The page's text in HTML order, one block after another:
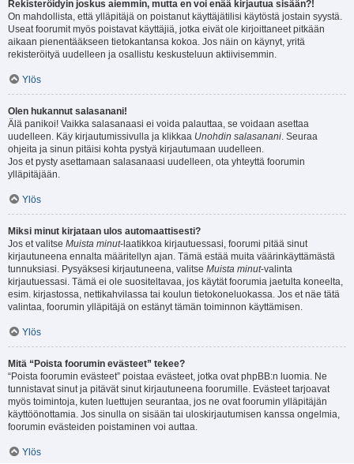
Rekisteröidyin joskus aiemmin, mutta en voi enää kirjautua sisään?!
On mahdollista, että ylläpitäjä on poistanut käyttäjätilisi käytöstä jostain syystä.
Useat foorumit myös poistavat käyttäjiä, jotka eivät ole kirjoittaneet pitkään
aikaan pienentääkseen tietokantansa kokoa. Jos näin on käynyt, yritä
rekisteröityä uudelleen ja osallistu keskusteluun aktiivisemmin.
Ylös
Olen hukannut salasanani!
Älä panikoi! Vaikka salasanaasi ei voida palauttaa, se voidaan asettaa
uudelleen. Käy kirjautumissivulla ja klikkaa Unohdin salasanani. Seuraa
ohjeita ja sinun pitäisi kohta pystyä kirjautumaan uudelleen.
Jos et pysty asettamaan salasanaasi uudelleen, ota yhteyttä foorumin
ylläpitäjään.
Ylös
Miksi minut kirjataan ulos automaattisesti?
Jos et valitse Muista minut-laatikkoa kirjautuessasi, foorumi pitää sinut
kirjautuneena ennalta määritellyn ajan. Tämä estää muita väärinkäyttämästä
tunnuksiasi. Pysyäksesi kirjautuneena, valitse Muista minut-valinta
kirjautuessasi. Tämä ei ole suositeltavaa, jos käytät foorumia jaetulta koneelta,
esim. kirjastossa, nettikahvilassa tai koulun tietokoneluokassa. Jos et näe tätä
valintaa, foorumin ylläpitäjä on estänyt tämän toiminnon käyttämisen.
Ylös
Mitä “Poista foorumin evästeet” tekee?
“Poista foorumin evästeet” poistaa evästeet, jotka ovat phpBB:n luomia. Ne
tunnistavat sinut ja pitävät sinut kirjautuneena foorumille. Evästeet tarjoavat
myös toimintoja, kuten luettujen seurantaa, jos ne ovat foorumin ylläpitäjän
käyttöönottamia. Jos sinulla on sisään tai uloskirjautumisen kanssa ongelmia,
foorumin evästeiden poistaminen voi auttaa.
Ylös